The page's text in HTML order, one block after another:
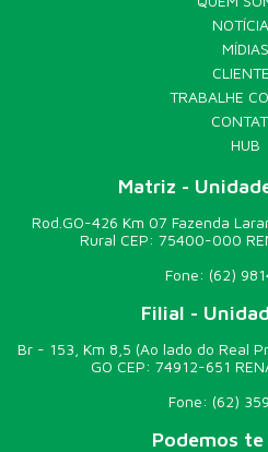
MÍDIAS
TRABALHE
HUB
Matriz -
Rod.GO-426 Km 07 Fazenda
Rural CEP: 75400-000
Fone: (62)
Filial -
Br - 153, Km 8,5 (Ao lado do Real
GO CEP: 74912-651
Fone: (62)
Podemos